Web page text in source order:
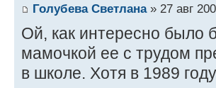
Голубева Светлана» 27 авг
Ой, как интересно было
мамочкой ее с трудом
в школе. Хотя в 1989